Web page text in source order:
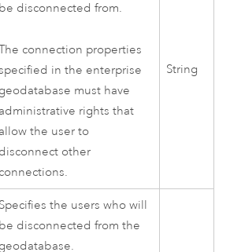
be disconnected from.
connection properties
in the enterprise
geodatabase must have
administrative rights that
allow the user to
disconnect other
connections.
String
Specifies the users who will
be disconnected from the
geodatabase.